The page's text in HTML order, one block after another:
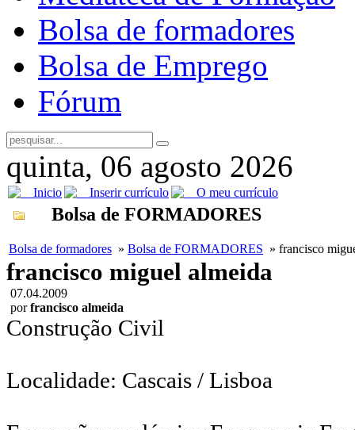
Bolsa de formadores
Bolsa de Emprego
Fórum
quinta, 06 agosto 2026
Inicio Inserir currículo O meu currículo
Bolsa de FORMADORES
Bolsa de formadores » Bolsa de FORMADORES » francisco
francisco miguel almeida
07.04.2009
porfrancisco almeida
Construção Civil
Localidade: Cascais / Lisboa